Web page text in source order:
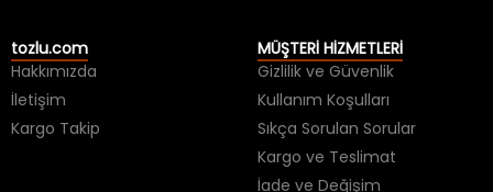
tozlu.com
Hakkımızda
İletişim
Kargo Takip
MÜŞTERİ HİZMETLERİ
Gizlilik ve Güvenlik
Kullanım Koşulları
Sıkça Sorulan Sorular
Kargo ve Teslimat
İade ve Değişim